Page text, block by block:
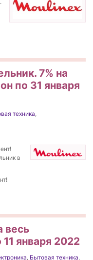
7% на
по 31 января
техника,
в
весь
января 2022
, Бытовая техника,